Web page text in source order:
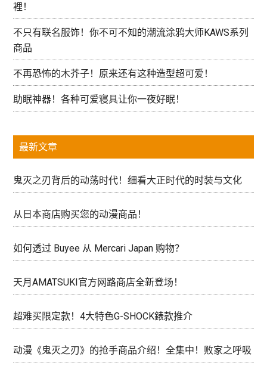
裡！
不只有联名服饰！你不可不知的潮流涂鸦大师KAWS系列
商品
不再恐怖的木芥子！原来还有这种造型超可爱！
助眠神器！各种可爱寝具让你一夜好眠！
最新文章
鬼灭之刃背后的动荡时代！细看大正时代的时装与文化
从日本商店购买您的动漫商品！
如何透过 Buyee 从 Mercari Japan 购物？
天月AMATSUKI官方网路商店全新登场！
超难买限定款！4大特色G-SHOCK錶款推介
动漫《鬼灭之刃》的抢手商品介绍！全集中！败家之呼吸